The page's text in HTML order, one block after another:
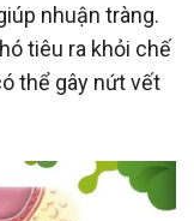
nhuận tràng.
tiêu ra khỏi chế
thể gây nứt vết